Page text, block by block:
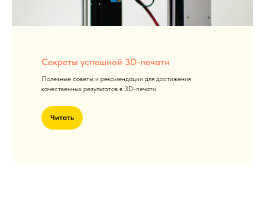
Секреты успешной 3D-печати
Полезные советы и рекомендации для достижения
качественных результатов в 3D-печати.
Читать